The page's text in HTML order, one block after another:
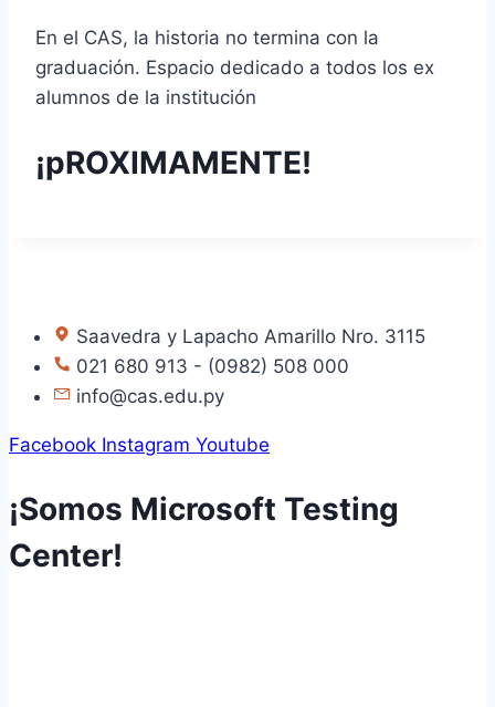
En el CAS, la historia no termina con la
graduación. Espacio dedicado a todos los ex
alumnos de la institución
¡pROXIMAMENTE!
Saavedra y Lapacho Amarillo Nro. 3115
021 680 913 - (0982) 508 000
info@cas.edu.py
Facebook Instagram Youtube
¡Somos Microsoft Testing
Center!